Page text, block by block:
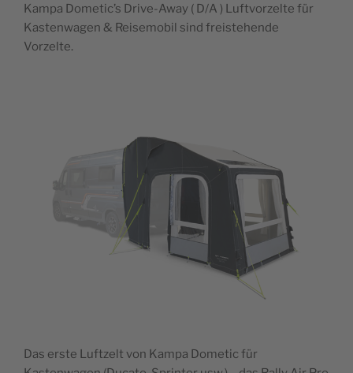
Kampa Dometic’s Drive-Away ( D/A ) Luftvorzelte für
Kastenwagen & Reisemobil sind freistehende
Vorzelte.
Das erste Luftzelt von Kampa Dometic für